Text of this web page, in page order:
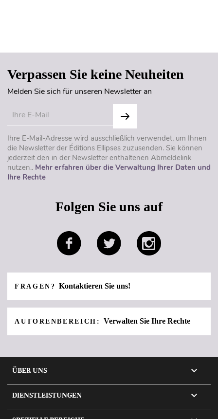
Verpassen Sie keine Neuheiten
Melden Sie sich für unseren Newsletter an
Ihre E-Mail-Adresse wird ausschließlich verwendet, um Ihnen
die Newsletter der Éditions Ellipses zuzusenden. Sie können
jederzeit den in der Newsletter enthaltenen Abmeldelink
nutzen.. Mehr erfahren über die Verwaltung Ihrer Daten und
Ihre Rechte
Folgen Sie uns auf
FRAGEN?Kontaktieren Sie uns!
AUTORENBEREICH: Verwalten Sie Ihre Rechte
ÜBER UNS 
DIENSTLEISTUNGEN 